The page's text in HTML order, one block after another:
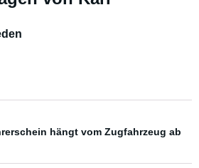
hängt vom Zugfahrzeug ab